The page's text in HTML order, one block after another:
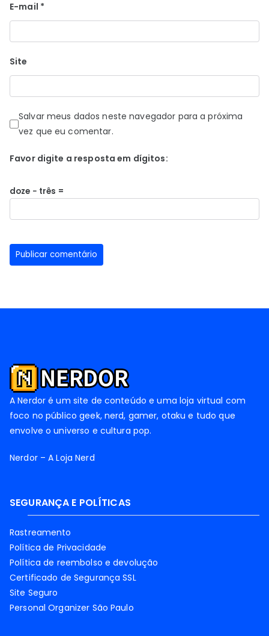
E-mail *
Site
Salvar meus dados neste navegador para a próxima
vez que eu comentar.
Favor digite a resposta em dígitos:
doze − três =
A Nerdor é um site de conteúdo e uma loja virtual com
foco no público geek, nerd, gamer, otaku e tudo que
envolve o universo e cultura pop.
Nerdor – A Loja Nerd
SEGURANÇA E POLÍTICAS
Rastreamento
Política de Privacidade
Política de reembolso e devolução
Certificado de Segurança SSL
Site Seguro
Personal Organizer São Paulo